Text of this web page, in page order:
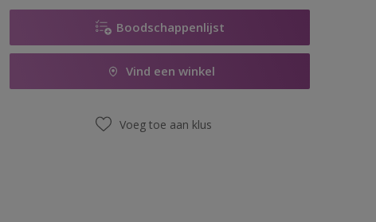
Boodschappenlijst
Vind een winkel
Voeg toe aan klus